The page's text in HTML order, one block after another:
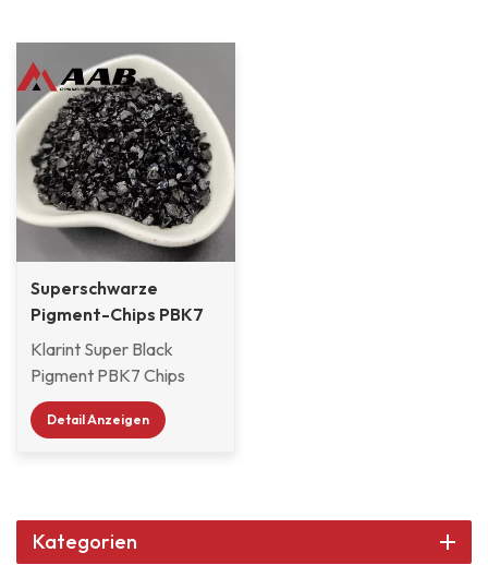
Superschwarze
Pigment-Chips PBK7
für Autolacke
Klarint Super Black
Pigment PBK7 Chips
werden häufig
verwendet in Autolack,
Innendekorfarben,
Holzfarbe zur Auswahl
Detail Anzeigen
Kategorien